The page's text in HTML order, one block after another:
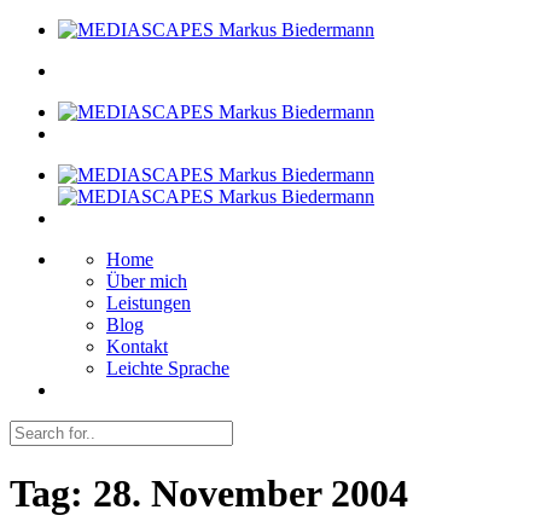
Home
Über mich
Leistungen
Blog
Kontakt
Leichte Sprache
Tag: 28. November 2004